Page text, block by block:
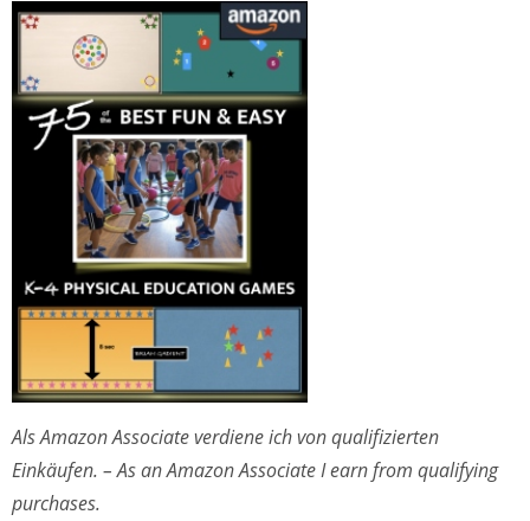
Als Amazon Associate verdiene ich von qualifizierten
Einkäufen. – As an Amazon Associate I earn from qualifying
purchases.